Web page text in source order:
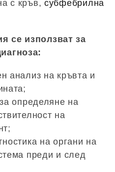
с кръв,субфебрилна
се използват за
анализ на кръвта и
определяне на
на
на органи на
преди и след